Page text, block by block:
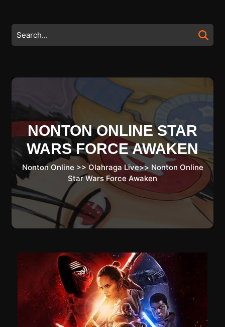
content
Search
for:
NONTON ONLINE STAR
WARS FORCE AWAKEN
Nonton Online >> Olahraga Live>> Nonton Online
Star Wars Force Awaken